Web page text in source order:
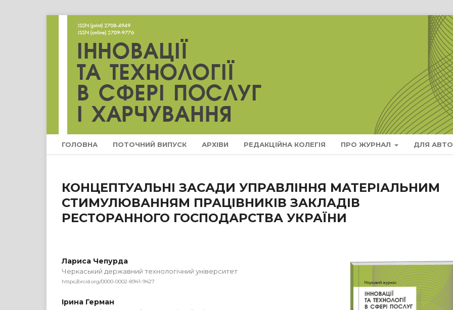
ГОЛОВНА ПОТОЧНИЙ ВИПУСК АРХІВИ РЕДАКЦІЙНА КОЛЕГІЯ ПРО ЖУРНАЛ ДЛЯ
КОНЦЕПТУАЛЬНІ ЗАСАДИ УПРАВЛІННЯ МАТЕРІАЛЬНИМ
СТИМУЛЮВАННЯМ ПРАЦІВНИКІВ ЗАКЛАДІВ
РЕСТОРАННОГО ГОСПОДАРСТВА УКРАЇНИ
Лариса Чепурда
Черкаський державний технологічний університет
https://orcid.org/0000-0002-8941-9427
Ірина Герман